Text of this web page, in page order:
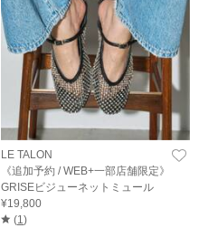
LE TALON
《追加予約 / WEB+一部店舗限定》
GRISEビジューネットミュール
¥19,800
(1)